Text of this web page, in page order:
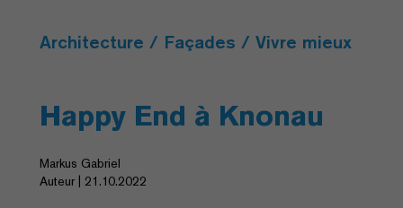
Architecture / Façades / Vivre mieux
Happy End à Knonau
Markus Gabriel
Auteur | 21.10.2022